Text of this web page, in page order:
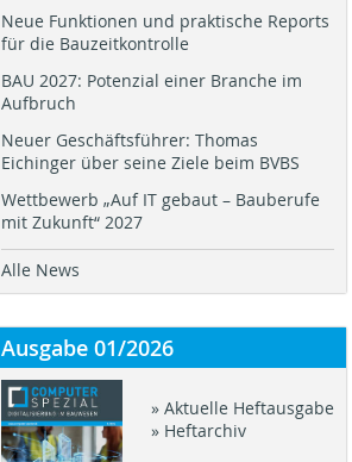
Neue Funktionen und praktische Reports
für die Bauzeitkontrolle
BAU 2027: Potenzial einer Branche im
Aufbruch
Neuer Geschäftsführer: Thomas
Eichinger über seine Ziele beim BVBS
Wettbewerb „Auf IT gebaut – Bauberufe
mit Zukunft“ 2027
Alle News
Ausgabe 01/2026
» Aktuelle Heftausgabe
» Heftarchiv